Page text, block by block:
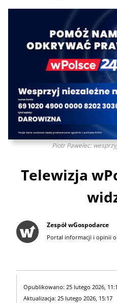
Piotr Pawelec:
Telewizja
Zespół wGospodarce
Portal informacji i opinii
Opublikowano: 25 lutego 2026,
Aktualizacja: 25 lutego 2026, 15:17